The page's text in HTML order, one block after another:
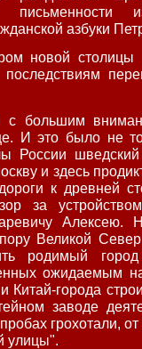
письменности
азбуки
новой столицы
большим
И это было не
России
и здесь
к древней
за устройством
Алексею.
Великой
родимый
ожидаемым
Китай-города
заводе
грохотали,
улицы".